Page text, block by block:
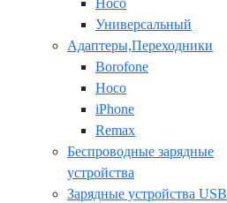
Hoco
Универсальный
Адаптеры,Переходники
Borofone
Hoco
iPhone
Remax
Беспроводные зарядные
устройства
Зарядные устройства USB